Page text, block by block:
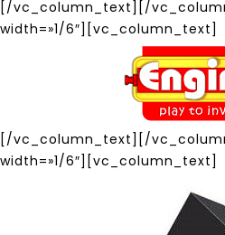
[/vc_column_text][/
width=»1/6″][vc_column_text]
[/vc_column_text][/
width=»1/6″][vc_column_text]